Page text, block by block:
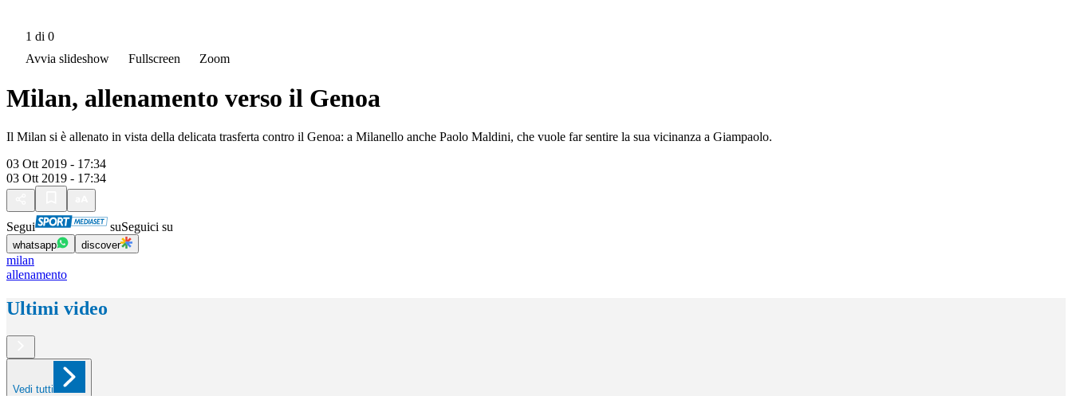
1 di 0
Avvia slideshow
Fullscreen Zoom
Milan, allenamento verso il Genoa
Il Milan si è allenato in vista della delicata trasferta contro il Genoa: a Milanello anche Paolo Maldini, che vuole far sentire la sua vicinanza a Giampaolo.
03 Ott 2019 - 17:34
03 Ott 2019 - 17:34
Segui suSeguici su
whatsapp discover
milan
allenamento
Ultimi video
Vedi tutti